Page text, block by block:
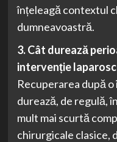
înțeleagă contextul
dumneavoastră.
3. Cât durează
intervenție
Recuperarea după
durează, de regulă,
mult mai scurtă
chirurgicale clasice,